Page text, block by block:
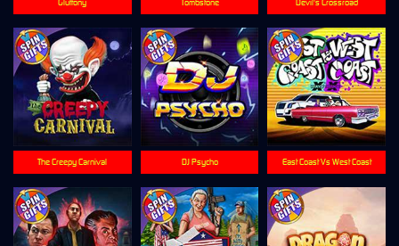
Devil's Crossroad
Gluttony
DJ Psycho
Tombstone
East Coast Vs West Coast
The Creepy Carnival